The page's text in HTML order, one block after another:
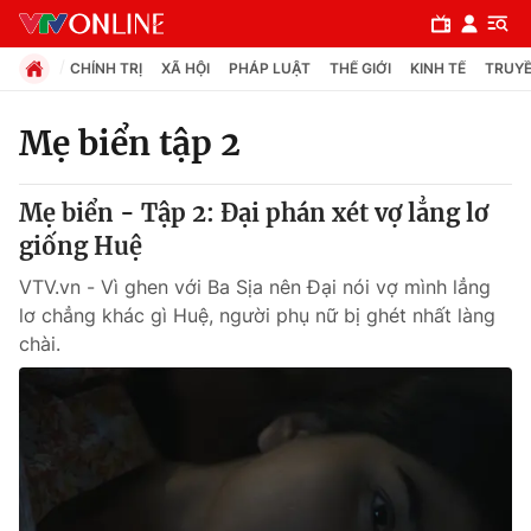
Chuyên mục
Chính trị
Xã hội
Pháp luật
CHÍNH TRỊ XÃ HỘI PHÁP LUẬT THẾ GIỚI KINH TẾ
Mẹ biển tập 2
Mẹ biển - Tập 2: Đại phán xét vợ lẳng lơ
giống Huệ
VTV.vn - Vì ghen với Ba Sịa nên Đại nói vợ mình lẳng
lơ chẳng khác gì Huệ, người phụ nữ bị ghét nhất làng
chài.